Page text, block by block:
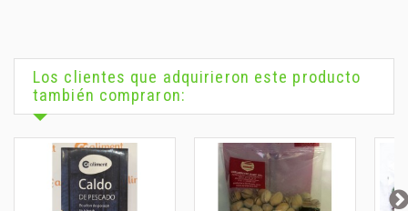
Los clientes que adquirieron este producto
también compraron: